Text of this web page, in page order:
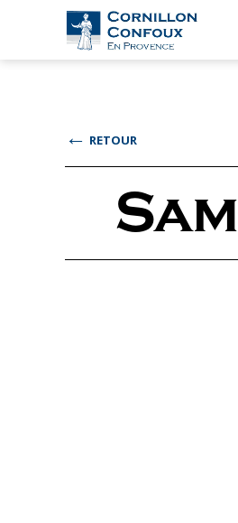
Ville
Provence
← RETOUR